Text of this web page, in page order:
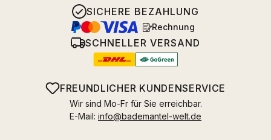
SICHERE BEZAHLUNG
Rechnung
SCHNELLER VERSAND
FREUNDLICHER KUNDENSERVICE
Wir sind Mo-Fr für Sie erreichbar.
E-Mail: info@bademantel-welt.de